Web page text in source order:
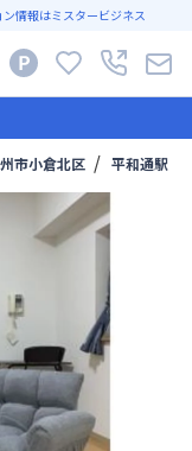
情報はミスタービジネス
市小倉北区 平和通駅